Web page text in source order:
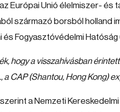
Európai Unió élelmiszer-
származó borsból holland
és Fogyasztóvédelmi Hatóság
hogy a visszahívásban
a CAP (Shantou, Hong Kong)
a Nemzeti